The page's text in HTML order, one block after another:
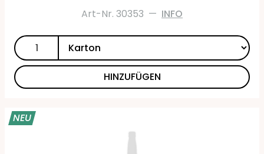
Art-Nr. 30353 — INFO
HINZUFÜGEN
NEU